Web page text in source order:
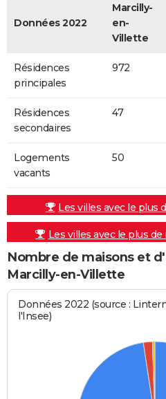
Données 2022
Marcilly-
en-
Villette
Résidences
principales
972
Résidences
secondaires
47
Logements
vacants
50
Les villes avec le plus
Les villes avec le plus
Nombre de maisons et
Marcilly-en-Villette
Données 2022 (source :
l'Insee)